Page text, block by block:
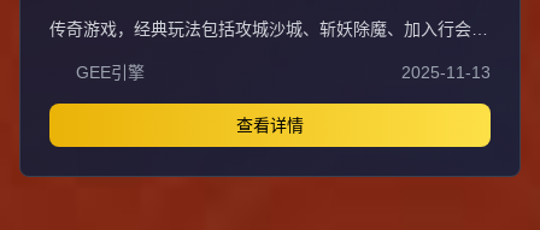
翎风引擎
传奇游戏，经典玩法包括攻城沙城、斩妖除魔、加入行会，
起步，历经矿工挖苦、毒蛇冒险，惊喜暴神兵，郁闷砍蛆
虫，升级学终技成就英雄。法师道法施威电符猛，战士火腾
空龙纹骨玉裁决，对酒当歌铲皇宫。为报友仇下祖玛，为雪
妻恨清蜈蚣，无畏诅咒名红，终日征战沙场，热血传奇体
验。
GEE引擎 2025-11-13
查看详情